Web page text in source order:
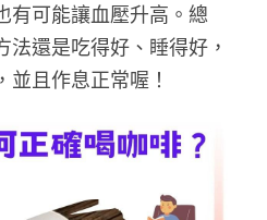
有可能讓血壓升高。總
法還是吃得好、睡得好，
且作息正常喔！